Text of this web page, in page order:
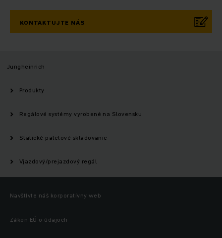
KONTAKTUJTE NÁS
Jungheinrich
Produkty
Regálové systémy vyrobené na Slovensku
Statické paletové skladovanie
Vjazdový/prejazdový regál
Navštívte náš korporatívny web
Zákon EÚ o údajoch